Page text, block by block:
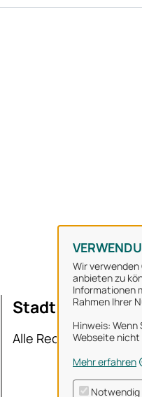
Wir
anbieten zu
Informationen
Rahmen Ihrer
Hinweis:
Webseite nicht
Mehr erfahren
Notwendig
Stadt Osnabrück
Alle Rechte